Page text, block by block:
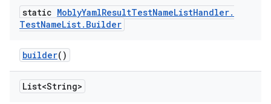
static MoblyYamlResultTestNameListHandler.
TestNameList. Builder
builder()
List<String>